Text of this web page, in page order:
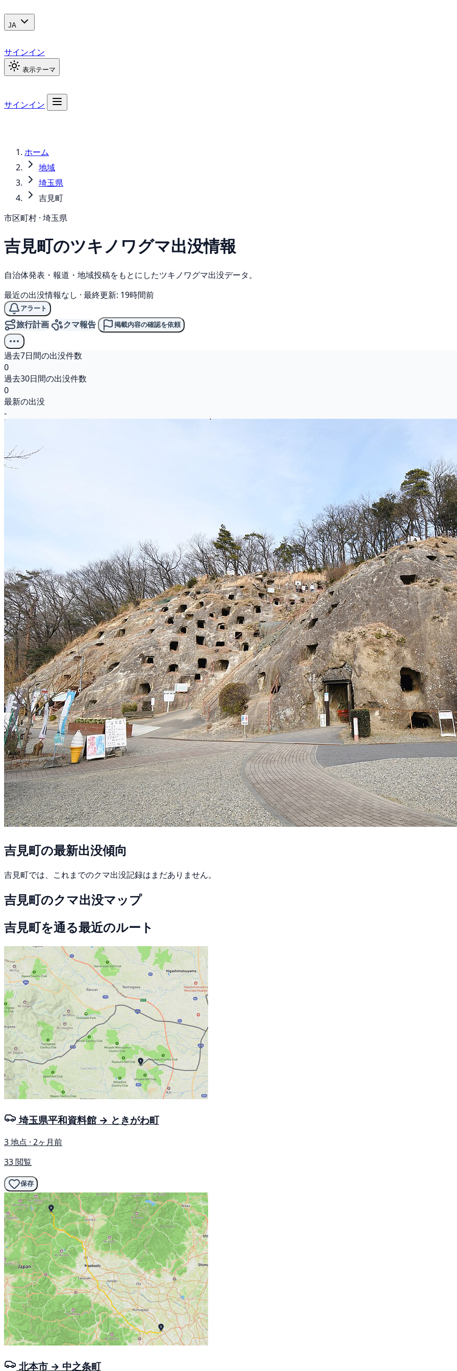
JA
サインイン
表示テーマ
サインイン
ホーム
地域
埼玉県
吉見町
市区町村 · 埼玉県
吉見町のツキノワグマ出没情報
自治体発表・報道・地域投稿をもとにしたツキノワグマ出没データ。
最近の出没情報なし · 最終更新: 19時間前
アラート
旅行計画 クマ報告 掲載内容の確認を依頼
過去7日間の出没件数
0
過去30日間の出没件数
0
最新の出没
-
吉見町の最新出没傾向
吉見町では、これまでのクマ出没記録はまだありません。
吉見町のクマ出没マップ
吉見町を通る最近のルート
埼玉県平和資料館 → ときがわ町
3 地点 · 2ヶ月前
33 閲覧
保存
北本市 → 中之条町